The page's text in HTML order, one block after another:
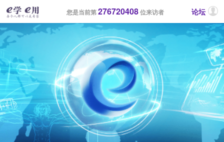
您是当前第276720408位来访者 论坛